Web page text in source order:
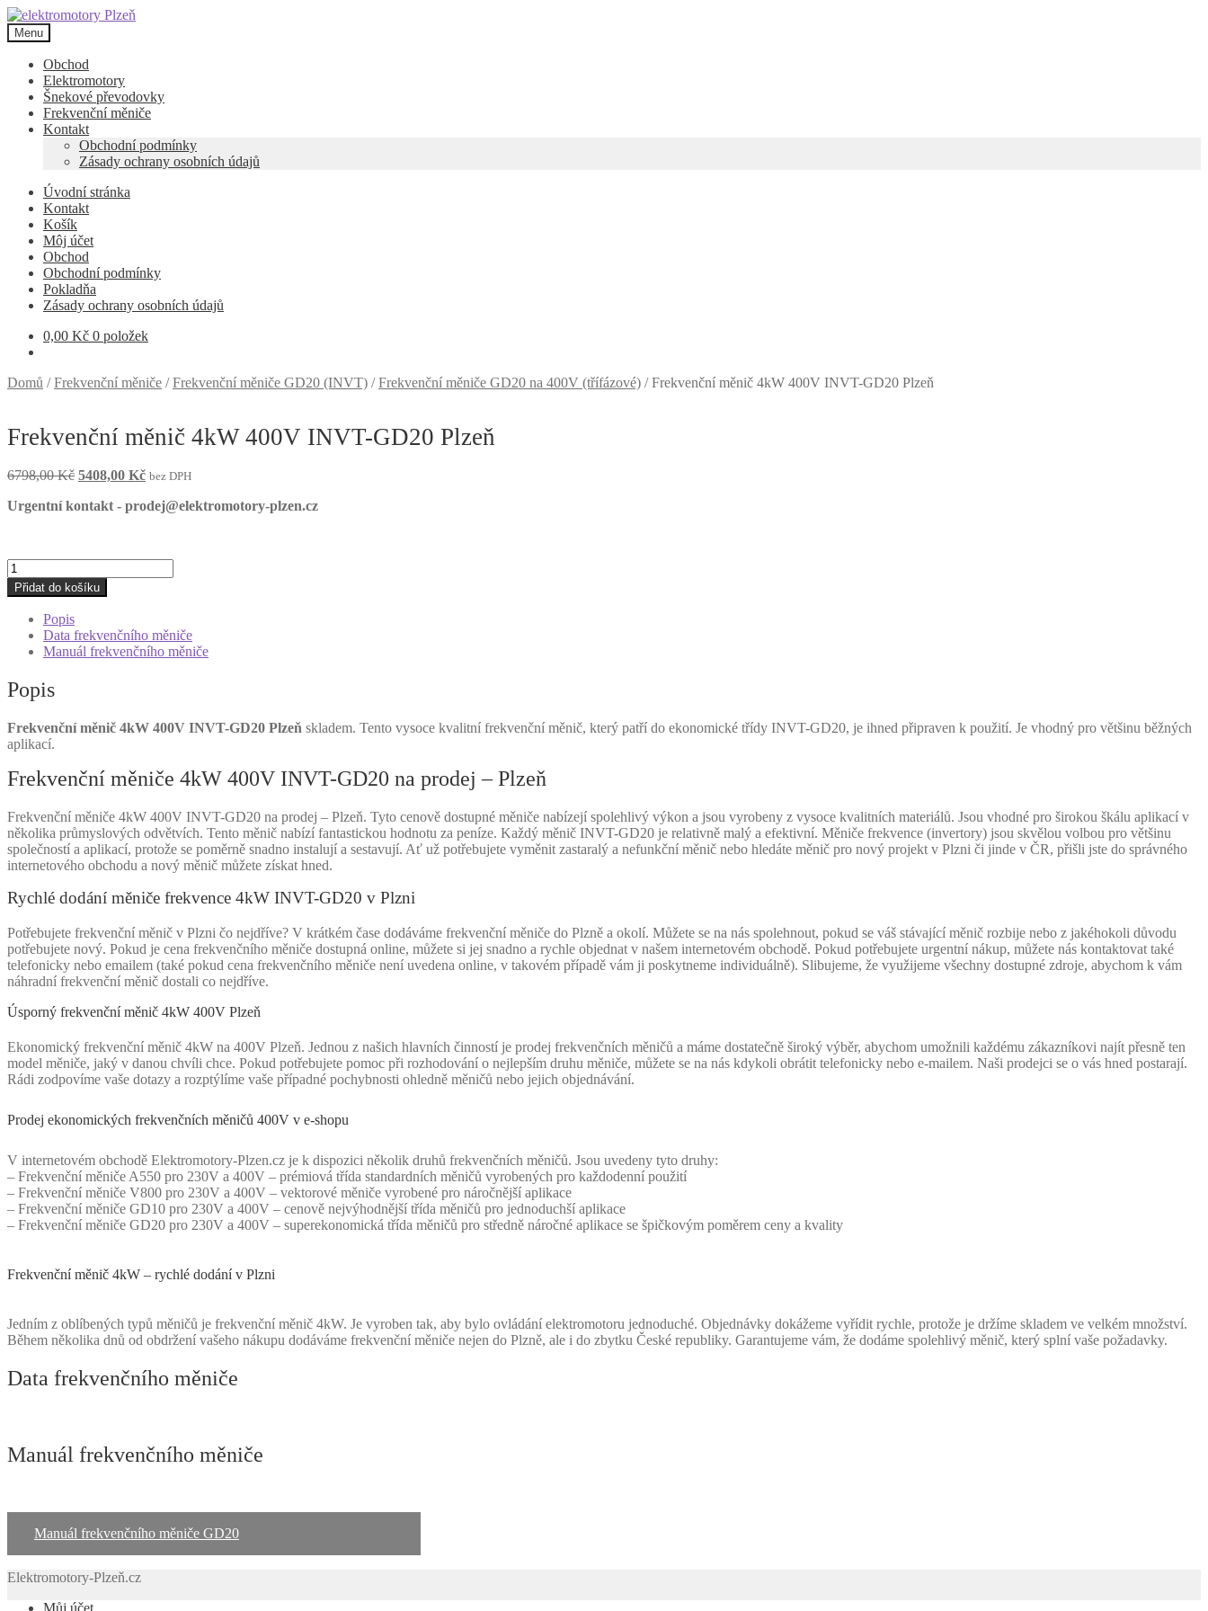
Přeskočit
na
navigaci
Přejít
k
obsahu
webu
Menu
Obchod
Elektromotory
Šnekové převodovky
Frekvenční měniče
Kontakt
Obchodní podmínky
Zásady ochrany osobních údajů
Úvodní stránka
Kontakt
Košík
Môj účet
Obchod
Obchodní podmínky
Pokladňa
Zásady ochrany osobních údajů
0,00 Kč 0 položek
Domů /Frekvenční měniče /Frekvenční měniče GD20 (INVT) /Frekvenční měniče GD20 na 400V (třífázové) /Frekvenční měnič 4kW 400V INVT-GD20 Plzeň
Frekvenční měnič 4kW 400V INVT-GD20 Plzeň
6798,00Kč Původní
byla:
5408,00 KčAktuální
je:
bez DPH
Urgentní kontakt - prodej@elektromotory-plzen.cz
Frekvenční
měnič
4kW
400V
INVT-
GD20
množství
Přidat do košíku
Popis
Data frekvenčního měniče
Manuál frekvenčního měniče
Popis
Frekvenční měnič 4kW 400V INVT-GD20 Plzeň skladem. Tento vysoce kvalitní frekvenční měnič, který patří do ekonomické třídy INVT-GD20, je ihned připraven k použití. Je vhodný pro většinu běžných
aplikací.
Frekvenční měniče 4kW 400V INVT-GD20 na prodej – Plzeň
Frekvenční měniče 4kW 400V INVT-GD20 na prodej – Plzeň. Tyto cenově dostupné měniče nabízejí spolehlivý výkon a jsou vyrobeny z vysoce kvalitních materiálů. Jsou vhodné pro širokou škálu aplikací v
několika průmyslových odvětvích. Tento měnič nabízí fantastickou hodnotu za peníze. Každý měnič INVT-GD20 je relativně malý a efektivní. Měniče frekvence (invertory) jsou skvělou volbou pro většinu
společností a aplikací, protože se poměrně snadno instalují a sestavují. Ať už potřebujete vyměnit zastaralý a nefunkční měnič nebo hledáte měnič pro nový projekt v Plzni či jinde v ČR, přišli jste do správného
internetového obchodu a nový měnič můžete získat hned.
Rychlé dodání měniče frekvence 4kW INVT-GD20 v Plzni
Potřebujete frekvenční měnič v Plzni čo nejdříve? V krátkém čase dodáváme frekvenční měniče do Plzně a okolí. Můžete se na nás spolehnout, pokud se váš stávající měnič rozbije nebo z jakéhokoli důvodu
potřebujete nový. Pokud je cena frekvenčního měniče dostupná online, můžete si jej snadno a rychle objednat v našem internetovém obchodě. Pokud potřebujete urgentní nákup, můžete nás kontaktovat také
telefonicky nebo emailem (také pokud cena frekvenčního měniče není uvedena online, v takovém případě vám ji poskytneme individuálně). Slibujeme, že využijeme všechny dostupné zdroje, abychom k vám
náhradní frekvenční měnič dostali co nejdříve.
Úsporný frekvenční měnič 4kW 400V Plzeň
Ekonomický frekvenční měnič 4kW na 400V Plzeň. Jednou z našich hlavních činností je prodej frekvenčních měničů a máme dostatečně široký výběr, abychom umožnili každému zákazníkovi najít přesně ten
model měniče, jaký v danou chvíli chce. Pokud potřebujete pomoc při rozhodování o nejlepším druhu měniče, můžete se na nás kdykoli obrátit telefonicky nebo e-mailem. Naši prodejci se o vás hned postarají.
Rádi zodpovíme vaše dotazy a rozptýlíme vaše případné pochybnosti ohledně měničů nebo jejich objednávání.
Prodej ekonomických frekvenčních měničů 400V v e-shopu
V internetovém obchodě Elektromotory-Plzen.cz je k dispozici několik druhů frekvenčních měničů. Jsou uvedeny tyto druhy:
– Frekvenční měniče A550 pro 230V a 400V – prémiová třída standardních měničů vyrobených pro každodenní použití
– Frekvenční měniče V800 pro 230V a 400V – vektorové měniče vyrobené pro náročnější aplikace
– Frekvenční měniče GD10 pro 230V a 400V – cenově nejvýhodnější třída měničů pro jednoduchší aplikace
– Frekvenční měniče GD20 pro 230V a 400V – superekonomická třída měničů pro středně náročné aplikace se špičkovým poměrem ceny a kvality
Frekvenční měnič 4kW – rychlé dodání v Plzni
Jedním z oblíbených typů měničů je frekvenční měnič 4kW. Je vyroben tak, aby bylo ovládání elektromotoru jednoduché. Objednávky dokážeme vyřídit rychle, protože je držíme skladem ve velkém množství.
Během několika dnů od obdržení vašeho nákupu dodáváme frekvenční měniče nejen do Plzně, ale i do zbytku České republiky. Garantujeme vám, že dodáme spolehlivý měnič, který splní vaše požadavky.
Data frekvenčního měniče
Manuál frekvenčního měniče
Manuál frekvenčního měniče GD20
Elektromotory-Plzeň.cz
Můj účet